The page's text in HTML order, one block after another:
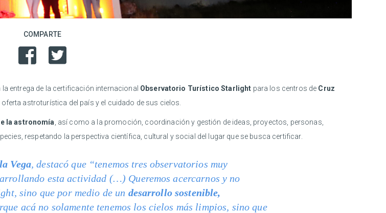
COMPARTE
entrega de la certificación internacional Observatorio Turístico Starlight para los centros de Cruz
astroturística del país y el cuidado de sus cielos.
la astronomía , así como a la promoción, coordinación y gestión de ideas, proyectos, personas,
respetando la perspectiva científica, cultural y social del lugar que se busca certificar.
Vega, destacó que “tenemos tres observatorios muy
esta actividad (…) Queremos acercarnos y no
sino que por medio de un desarrollo sostenible,
acá no solamente tenemos los cielos más limpios, sino que